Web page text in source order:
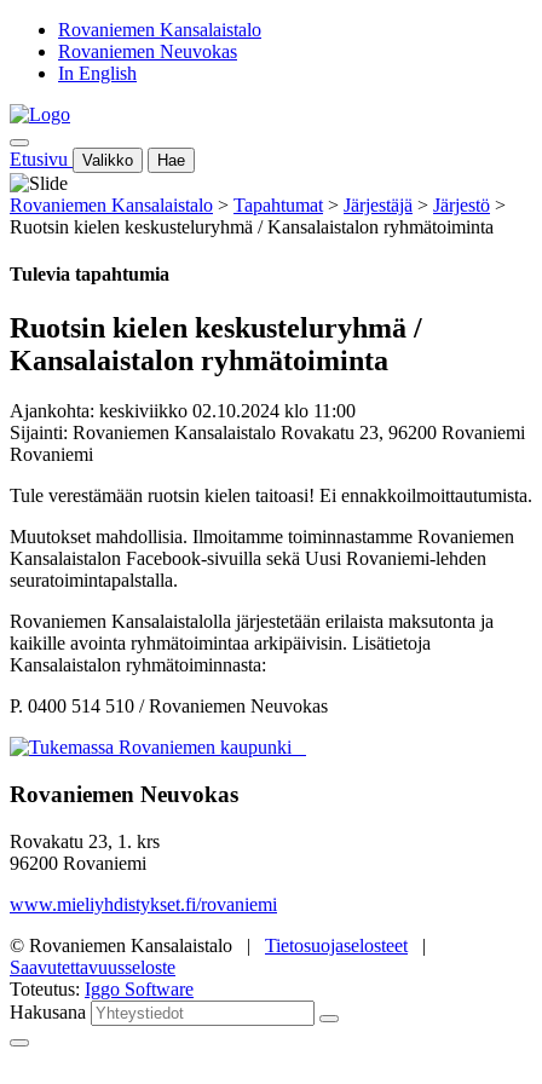
Rovaniemen Kansalaistalo
Rovaniemen Neuvokas
In English
Etusivu Valikko Hae
Rovaniemen Kansalaistalo > Tapahtumat > Järjestäjä > Järjestö >
Ruotsin kielen keskusteluryhmä / Kansalaistalon ryhmätoiminta
Tulevia tapahtumia
Ruotsin kielen keskusteluryhmä /
Kansalaistalon ryhmätoiminta
Ajankohta: keskiviikko 02.10.2024 klo 11:00
Sijainti: Rovaniemen Kansalaistalo Rovakatu 23, 96200 Rovaniemi
Rovaniemi
Tule verestämään ruotsin kielen taitoasi! Ei ennakkoilmoittautumista.
Muutokset mahdollisia. Ilmoitamme toiminnastamme Rovaniemen
Kansalaistalon Facebook-sivuilla sekä Uusi Rovaniemi-lehden
seuratoimintapalstalla.
Rovaniemen Kansalaistalolla järjestetään erilaista maksutonta ja
kaikille avointa ryhmätoimintaa arkipäivisin. Lisätietoja
Kansalaistalon ryhmätoiminnasta:
P. 0400 514 510 / Rovaniemen Neuvokas
Rovaniemen Neuvokas
Rovakatu 23, 1. krs
96200 Rovaniemi
www.mieliyhdistykset.fi/rovaniemi
© Rovaniemen Kansalaistalo | Tietosuojaselosteet |
Saavutettavuusseloste
Toteutus: Iggo Software
Hakusana